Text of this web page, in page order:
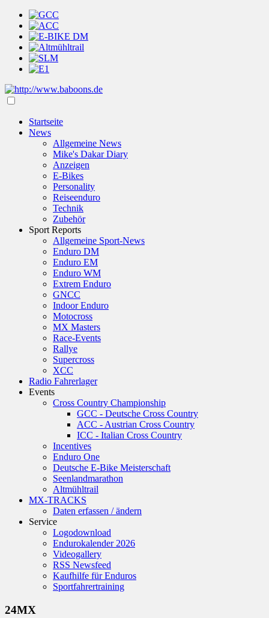
Startseite
News
Allgemeine News
Mike's Dakar Diary
Anzeigen
E-Bikes
Personality
Reiseenduro
Technik
Zubehör
Sport Reports
Allgemeine Sport-News
Enduro DM
Enduro EM
Enduro WM
Extrem Enduro
GNCC
Indoor Enduro
Motocross
MX Masters
Race-Events
Rallye
Supercross
XCC
Radio Fahrerlager
Events
Cross Country Championship
GCC - Deutsche Cross Country
ACC - Austrian Cross Country
ICC - Italian Cross Country
Incentives
Enduro One
Deutsche E-Bike Meisterschaft
Seenlandmarathon
Altmühltrail
MX-TRACKS
Daten erfassen / ändern
Service
Logodownload
Endurokalender 2026
Videogallery
RSS Newsfeed
Kaufhilfe für Enduros
Sportfahrertraining
24MX